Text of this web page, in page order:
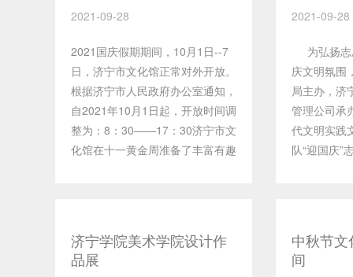
2022年12月28日至1月2日
天气临时调整）地点：济宁市运河
文化广场“市民大舞台”
美有了更深
何在实践
表现技能。
孟良崮战役
教育活动，
批红色文化
展了一系列
2021-09-28
2021国庆假期期间，10月1日--7
日，济宁市文化馆正常对外开放。
根据济宁市人民政府办公室通知，
自2021年10月1日起，开放时间调
整为：8：30——17：30济宁市文
化馆在十一黄金周准备了丰富有趣
实名制，请配合安保人员做好信息
查验、体温检测、出示健康码。健
告
2021-09-28
为弘扬志
庆文明氛围
局主办，济
管理公司承
代文明实践
队“迎国庆”
济宁学院美术学院设计作
品展
中秋节
间